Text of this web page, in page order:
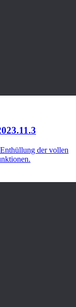
der vollen